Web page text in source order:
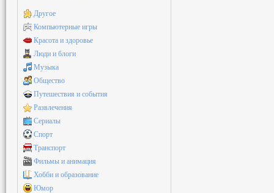
Другое
Компьютерные игры
Красота и здоровье
Люди и блоги
Музыка
Общество
Путешествия и события
Развлечения
Сериалы
Спорт
Транспорт
Фильмы и анимация
Хобби и образование
Юмор